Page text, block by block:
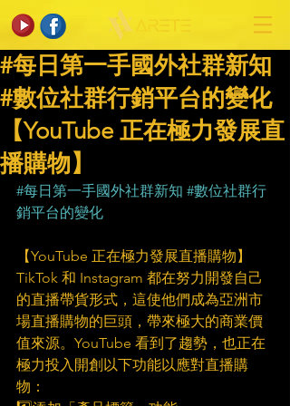
#每日第一手國外社群新知
#數位社群行銷平台的變化
【YouTube 正在極力發展直
播購物】
#每日第一手國外社群新知 #數位社群行
銷平台的變化
【YouTube 正在極力發展直播購物】
TikTok 和 Instagram 都在努力開發自己
的直播帶貨形式，這使他們成為亞洲市
場直播購物的巨頭，帶來極大的商業價
值來源。YouTube 看到了趨勢，也正在
極力投入開創以下功能以應對直播購
物：